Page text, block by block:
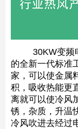
30KW变频电
的全新一代标准
家，可以使金属
积，吸收热能更
离就可以使冷风
锈，杂质，升
冷风吹进去经过